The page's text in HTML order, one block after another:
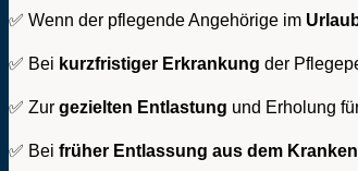
✅ Wenn der pflegende Angehörige im
✅ Bei kurzfristiger Erkrankung der
✅ Zur gezielten Entlastung und Erholung
✅ Bei früher Entlassung aus dem